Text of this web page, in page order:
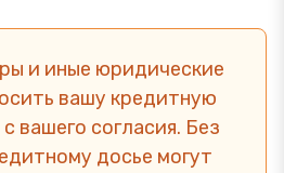
и иные юридические
вашу кредитную
вашего согласия. Без
досье могут